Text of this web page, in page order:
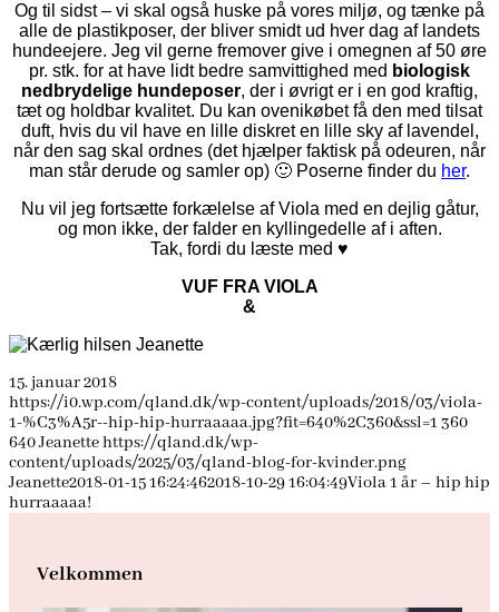
Og til sidst – vi skal også huske på vores miljø, og tænke på
alle de plastikposer, der bliver smidt ud hver dag af landets
hundeejere. Jeg vil gerne fremover give i omegnen af 50 øre
pr. stk. for at have lidt bedre samvittighed med biologisk
nedbrydelige hundeposer, der i øvrigt er i en god kraftig,
tæt og holdbar kvalitet. Du kan ovenikøbet få den med tilsat
duft, hvis du vil have en lille diskret en lille sky af lavendel,
når den sag skal ordnes (det hjælper faktisk på odeuren, når
man står derude og samler op) 🙂 Poserne finder du her.
Nu vil jeg fortsætte forkælelse af Viola med en dejlig gåtur,
og mon ikke, der falder en kyllingedelle af i aften.
Tak, fordi du læste med ♥
VUF FRA VIOLA
&
15. januar 2018
https://i0.wp.com/qland.dk/wp-content/uploads/2018/03/viola-
1-%C3%A5r--hip-hip-hurraaaaa.jpg?fit=640%2C360&ssl=1 360
640Jeanettehttps://qland.dk/wp-
content/uploads/2025/03/qland-blog-for-kvinder.png
Jeanette2018-01-15 16:24:462018-10-29 16:04:49Viola 1 år – hip hip
hurraaaaa!
Velkommen